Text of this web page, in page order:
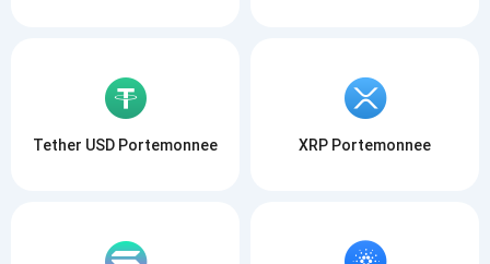
Tether USD Portemonnee XRP Portemonnee